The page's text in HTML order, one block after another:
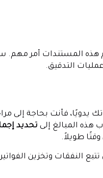
هذه المستندات أمر مهم.
التدقيق.
يدويًا، فأنت بحاجة إلى
المبالغ إلى تحديد
طويلاً.
النفقات وتخزين